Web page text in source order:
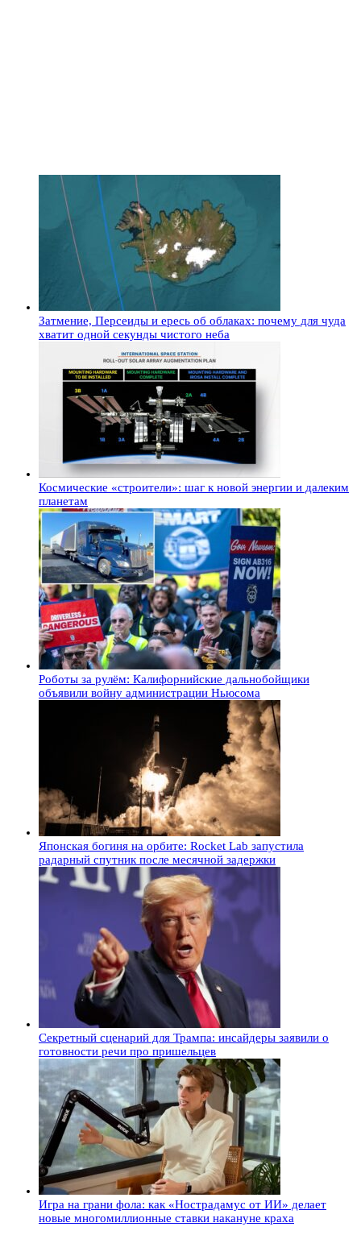
Затмение, Персеиды и ересь об облаках: почему для чуда
хватит одной секунды чистого неба
Космические «строители»: шаг к новой энергии и далеким
планетам
Роботы за рулём: Калифорнийские дальнобойщики
объявили войну администрации Ньюсома
Японская богиня на орбите: Rocket Lab запустила
радарный спутник после месячной задержки
Секретный сценарий для Трампа: инсайдеры заявили о
готовности речи про пришельцев
Игра на грани фола: как «Нострадамус от ИИ» делает
новые многомиллионные ставки накануне краха